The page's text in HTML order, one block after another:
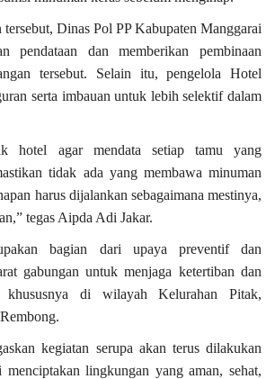
Dinas Pol PP Kabupaten Manggarai
pendataan dan memberikan pembinaan
tersebut. Selain itu, pengelola Hotel
serta imbauan untuk lebih selektif dalam
hotel agar mendata setiap tamu yang
tidak ada yang membawa minuman
harus dijalankan sebagaimana mestinya,
tegas Aipda Adi Jakar.
bagian dari upaya preventif dan
gabungan untuk menjaga ketertiban dan
khususnya di wilayah Kelurahan Pitak,
kegiatan serupa akan terus dilakukan
menciptakan lingkungan yang aman, sehat,